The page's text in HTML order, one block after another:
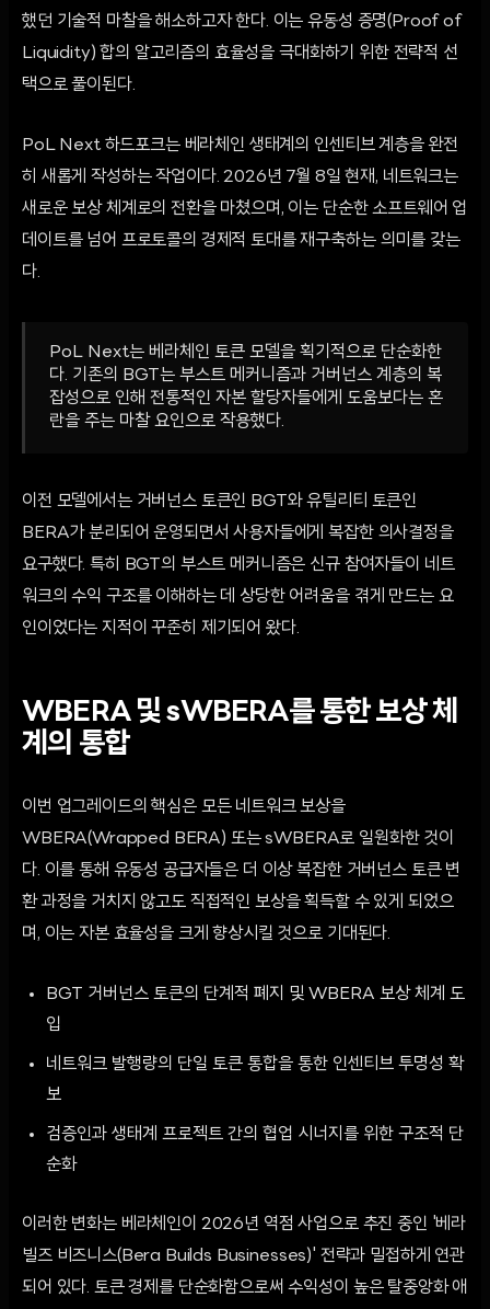
했던 기술적 마찰을 해소하고자 한다. 이는 유동성 증명(Proof of
Liquidity) 합의 알고리즘의 효율성을 극대화하기 위한 전략적 선
택으로 풀이된다.
PoL Next 하드포크는 베라체인 생태계의 인센티브 계층을 완전
히 새롭게 작성하는 작업이다. 2026년 7월 8일 현재, 네트워크는
새로운 보상 체계로의 전환을 마쳤으며, 이는 단순한 소프트웨어 업
데이트를 넘어 프로토콜의 경제적 토대를 재구축하는 의미를 갖는
다.
PoL Next는 베라체인 토큰 모델을 획기적으로 단순화한
다. 기존의 BGT는 부스트 메커니즘과 거버넌스 계층의 복
잡성으로 인해 전통적인 자본 할당자들에게 도움보다는 혼
란을 주는 마찰 요인으로 작용했다.
이전 모델에서는 거버넌스 토큰인 BGT와 유틸리티 토큰인
BERA가 분리되어 운영되면서 사용자들에게 복잡한 의사결정을
요구했다. 특히 BGT의 부스트 메커니즘은 신규 참여자들이 네트
워크의 수익 구조를 이해하는 데 상당한 어려움을 겪게 만드는 요
인이었다는 지적이 꾸준히 제기되어 왔다.
WBERA 및 sWBERA를 통한 보상 체
계의 통합
이번 업그레이드의 핵심은 모든 네트워크 보상을
WBERA(Wrapped BERA) 또는 sWBERA로 일원화한 것이
다. 이를 통해 유동성 공급자들은 더 이상 복잡한 거버넌스 토큰 변
환 과정을 거치지 않고도 직접적인 보상을 획득할 수 있게 되었으
며, 이는 자본 효율성을 크게 향상시킬 것으로 기대된다.
BGT 거버넌스 토큰의 단계적 폐지 및 WBERA 보상 체계 도
입
네트워크 발행량의 단일 토큰 통합을 통한 인센티브 투명성 확
보
검증인과 생태계 프로젝트 간의 협업 시너지를 위한 구조적 단
순화
이러한 변화는 베라체인이 2026년 역점 사업으로 추진 중인 '베라
빌즈 비즈니스(Bera Builds Businesses)' 전략과 밀접하게 연관
되어 있다. 토큰 경제를 단순화함으로써 수익성이 높은 탈중앙화 애